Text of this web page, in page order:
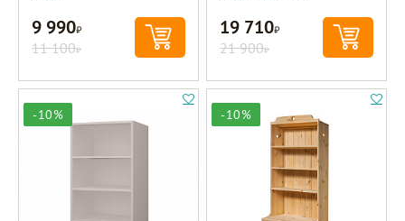
9 990Р
11 100Р
19 710Р
21 900Р
-10% -10%